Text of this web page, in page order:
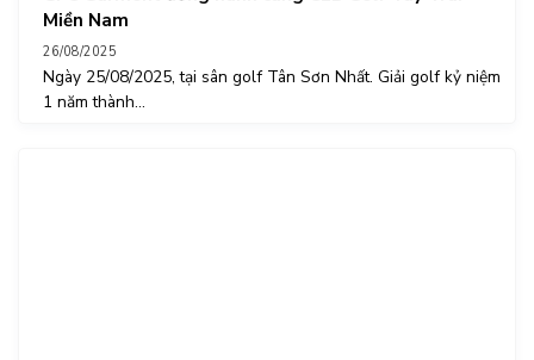
Miền Nam
26/08/2025
Ngày 25/08/2025, tại sân golf Tân Sơn Nhất. Giải golf kỷ niệm
1 năm thành...